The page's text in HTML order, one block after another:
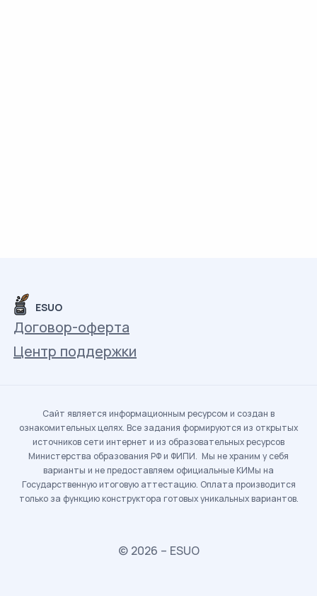
ESUO
Договор-оферта
Центр поддержки
Сайт является информационным ресурсом и создан в
ознакомительных целях. Все задания формируются из открытых
источников сети интернет и из образовательных ресурсов
Министерства образования РФ и ФИПИ. Мы не храним у себя
варианты и не предоставляем официальные КИМы на
Государственную итоговую аттестацию. Оплата производится
только за функцию конструктора готовых уникальных вариантов.
© 2026 – ESUO